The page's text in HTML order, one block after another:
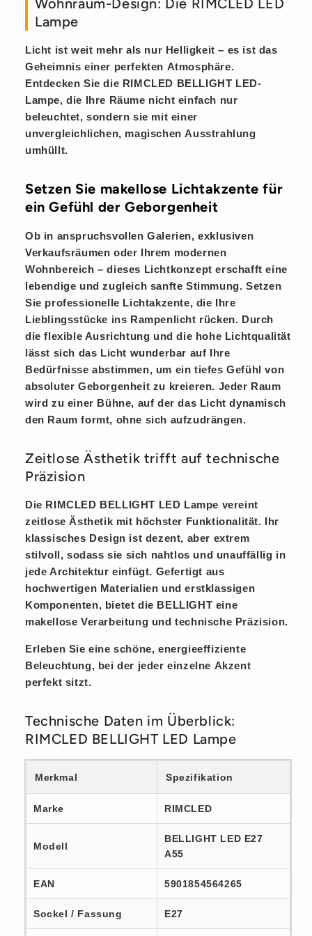
Lampe
Licht ist weit mehr als nur Helligkeit – es ist das
Geheimnis einer perfekten Atmosphäre.
Entdecken Sie die RIMCLED BELLIGHT LED-
Lampe, die Ihre Räume nicht einfach nur
beleuchtet, sondern sie mit einer
unvergleichlichen, magischenAusstrahlung
umhüllt.
Setzen Sie makellose Lichtakzente für
ein Gefühl der Geborgenheit
Ob in anspruchsvollen Galerien, exklusiven
Verkaufsräumen oder Ihrem modernen
Wohnbereich – dieses Lichtkonzept erschafft eine
lebendige und zugleich sanfte Stimmung. Setzen
Sie professionelle Lichtakzente, die Ihre
Lieblingsstücke ins Rampenlicht rücken. Durch
die flexible Ausrichtung und die hohe Lichtqualität
lässt sich das Licht wunderbar auf Ihre
Bedürfnisse abstimmen, um ein tiefes Gefühl von
absoluter Geborgenheit zu kreieren. Jeder Raum
wird zu einer Bühne, auf der das Lichtdynamisch
den Raum formt, ohne sich aufzudrängen.
Zeitlose Ästhetik trifft auf technische
Präzision
Die RIMCLED BELLIGHT LED Lampe vereint
zeitlose Ästhetik mit höchster Funktionalität. Ihr
klassisches Design ist dezent, aber extrem
stilvoll, sodass sie sich nahtlos und unauffällig in
jede Architektur einfügt. Gefertigt aus
hochwertigen Materialien und erstklassigen
Komponenten, bietet die BELLIGHT eine
makellose Verarbeitung und technische Präzision.
Erleben Sie eine schöne, energieeffiziente
Beleuchtung, bei der jeder einzelne Akzent
perfekt sitzt.
Technische Daten im Überblick:
RIMCLED BELLIGHT LED Lampe
Merkmal Spezifikation
Marke RIMCLED
Modell
BELLIGHT LED E27
A55
EAN 5901854564265
Sockel / Fassung E27